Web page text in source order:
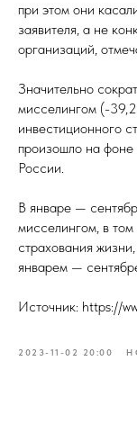
при этом они
заявителя, а не
организаций,
Значительно
мисселингом (-
инвестиционного
произошло на фоне
России.
В январе —
мисселингом, в
страхования
январем —
Источник: https://
2023-11-02 20:00